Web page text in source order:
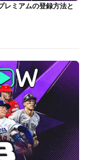
ミアムの登録方法と